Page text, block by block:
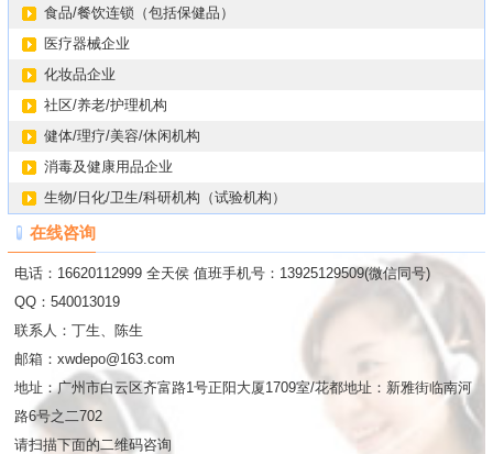
食品/餐饮连锁（包括保健品）
医疗器械企业
化妆品企业
社区/养老/护理机构
健体/理疗/美容/休闲机构
消毒及健康用品企业
生物/日化/卫生/科研机构（试验机构）
在线咨询
电话：16620112999 全天侯 值班手机号：13925129509(微信同号)
QQ：540013019
联系人：丁生、陈生
邮箱：xwdepo@163.com
地址：广州市白云区齐富路1号正阳大厦1709室/花都地址：新雅街临南河
路6号之二702
请扫描下面的二维码咨询